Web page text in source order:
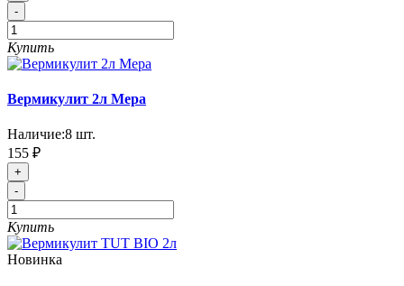
-
Купить
Вермикулит 2л Мера
Наличие:8 шт.
155 ₽
+
-
Купить
Новинка